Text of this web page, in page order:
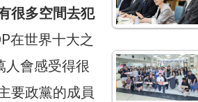
很多空間去犯
在世界十大之
人會感受得很
要政黨的成員